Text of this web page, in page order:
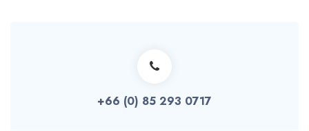
+66 (0) 85 293 0717